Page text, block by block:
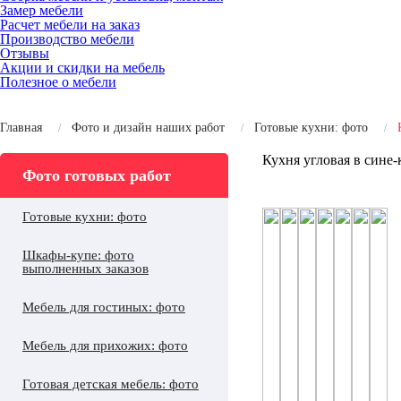
Замер мебели
Расчет мебели на заказ
Производство мебели
Отзывы
Акции и скидки на мебель
Полезное о мебели
Главная Фото и дизайн наших работ Готовые кухни: фото
Фото готовых работ
Готовые кухни: фото
Шкафы-купе: фото
выполненных заказов
Мебель для гостиных: фото
Мебель для прихожих: фото
Готовая детская мебель: фото
Кухня угловая в